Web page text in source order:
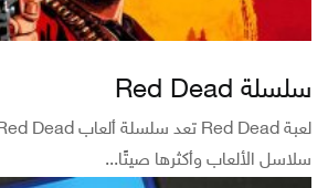
سلسلة Red Dead
سلاسل الألعاب وأكثرها صيتًا...